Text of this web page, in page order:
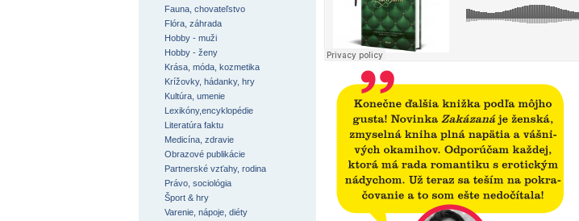
Fauna, chovateľstvo
Flóra, záhrada
Hobby - muži
Hobby - ženy
Krása, móda, kozmetika
Krížovky, hádanky, hry
Kultúra, umenie
Lexikóny,encyklopédie
Literatúra faktu
Medicína, zdravie
Obrazové publikácie
Partnerské vzťahy, rodina
Právo, sociológia
Šport & hry
Varenie, nápoje, diéty